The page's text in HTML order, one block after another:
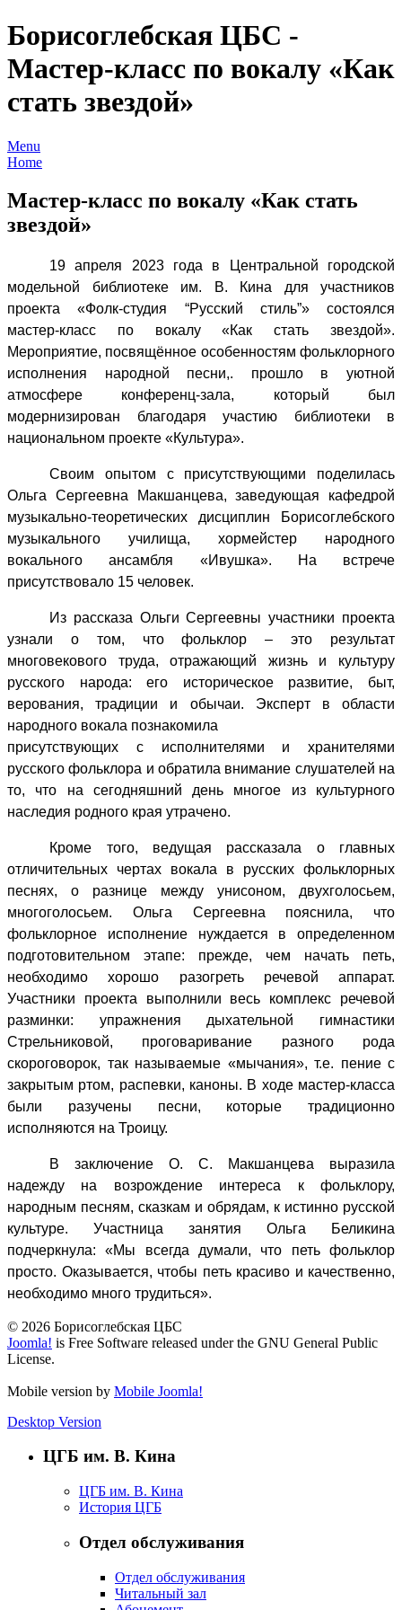
Борисоглебская ЦБС -
Мастер-класс по вокалу «Как
стать звездой»
Menu
Home
Мастер-класс по вокалу «Как стать
звездой»
19 апреля 2023 года в Центральной городской
модельной библиотеке им. В. Кина для участников
проекта «Фолк-студия “Русский стиль”» состоялся
мастер-класс по вокалу «Как стать звездой».
Мероприятие, посвящённое особенностям фольклорного
исполнения народной песни,. прошло в уютной
атмосфере конференц-зала, который был
модернизирован благодаря участию библиотеки в
национальном проекте «Культура».
Своим опытом с присутствующими поделилась
Ольга Сергеевна Макшанцева, заведующая кафедрой
музыкально-теоретических дисциплин Борисоглебского
музыкального училища, хормейстер народного
вокального ансамбля «Ивушка». На встрече
присутствовало 15 человек.
Из рассказа Ольги Сергеевны участники проекта
узнали о том, что фольклор – это результат
многовекового труда, отражающий жизнь и культуру
русского народа: его историческое развитие, быт,
верования, традиции и обычаи. Эксперт в области
народного вокала познакомила
присутствующих с исполнителями и хранителями
русского фольклора и обратила внимание слушателей на
то, что на сегодняшний день многое из культурного
наследия родного края утрачено.
Кроме того, ведущая рассказала о главных
отличительных чертах вокала в русских фольклорных
песнях, о разнице между унисоном, двухголосьем,
многоголосьем. Ольга Сергеевна пояснила, что
фольклорное исполнение нуждается в определенном
подготовительном этапе: прежде, чем начать петь,
необходимо хорошо разогреть речевой аппарат.
Участники проекта выполнили весь комплекс речевой
разминки: упражнения дыхательной гимнастики
Стрельниковой, проговаривание разного рода
скороговорок, так называемые «мычания», т.е. пение с
закрытым ртом, распевки, каноны. В ходе мастер-класса
были разучены песни, которые традиционно
исполняются на Троицу.
В заключение О. С. Макшанцева выразила
надежду на возрождение интереса к фольклору,
народным песням, сказкам и обрядам, к истинно русской
культуре. Участница занятия Ольга Беликина
подчеркнула: «Мы всегда думали, что петь фольклор
просто. Оказывается, чтобы петь красиво и качественно,
необходимо много трудиться».
© 2026 Борисоглебская ЦБС
Joomla! is Free Software released under the GNU General Public
License.
Mobile version by Mobile Joomla!
Desktop Version
ЦГБ им. В. Кина
ЦГБ им. В. Кина
История ЦГБ
Отдел обслуживания
Отдел обслуживания
Читальный зал